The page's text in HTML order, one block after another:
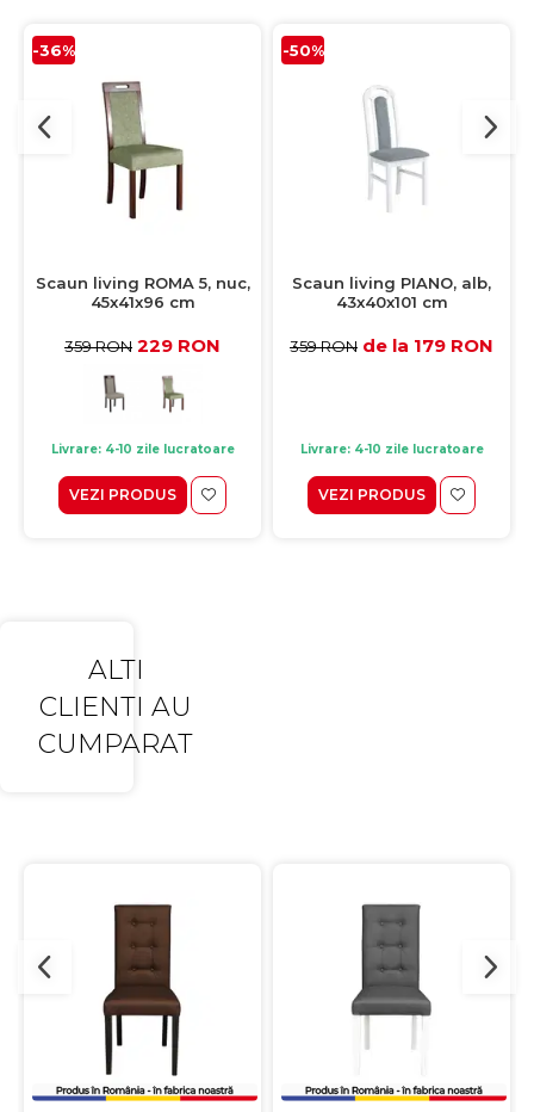
-36%
Scaun living ROMA 5, nuc,
45x41x96 cm
359 RON 229 RON
Livrare: 4-10 zile lucratoare
VEZI PRODUS
-50%
Scaun living PIANO, alb,
43x40x101 cm
359 RON de la 179 RON
Livrare: 4-10 zile lucratoare
VEZI PRODUS
ALTI
CLIENTI AU
CUMPARAT